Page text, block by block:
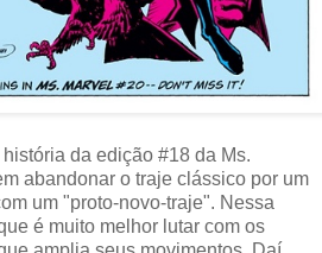
da edição #18 da Ms.
abandonar o traje clássico por um
um "proto-novo-traje". Nessa
é muito melhor lutar com os